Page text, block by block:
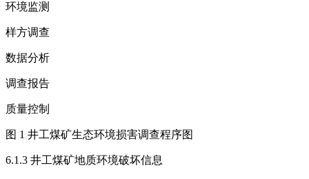
环境监测
样方调查
数据分析
调查报告
质量控制
图 1 井工煤矿生态环境损害调查程序图
6.1.3 井工煤矿地质环境破坏信息